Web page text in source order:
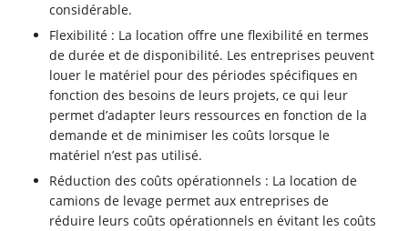
considérable.
Flexibilité : La location offre une flexibilité en termes
de durée et de disponibilité. Les entreprises peuvent
louer le matériel pour des périodes spécifiques en
fonction des besoins de leurs projets, ce qui leur
permet d’adapter leurs ressources en fonction de la
demande et de minimiser les coûts lorsque le
matériel n’est pas utilisé.
Réduction des coûts opérationnels : La location de
camions de levage permet aux entreprises de
réduire leurs coûts opérationnels en évitant les coûts